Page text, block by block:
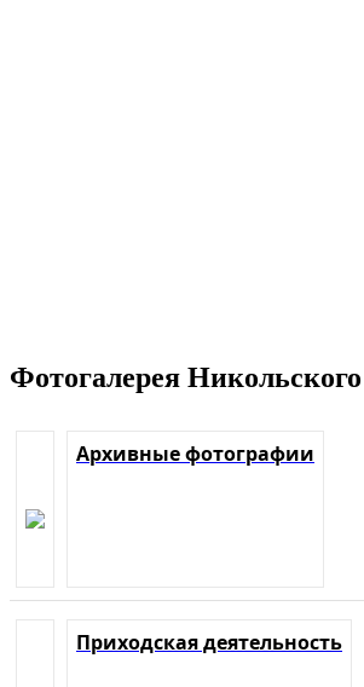
Фотогалерея
Архивные фотографии
Приходская деятельность